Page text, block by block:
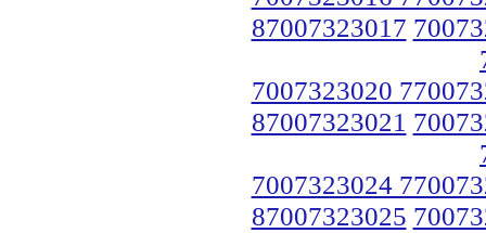
87007323017
7007323020
87007323021
7007323024
87007323025